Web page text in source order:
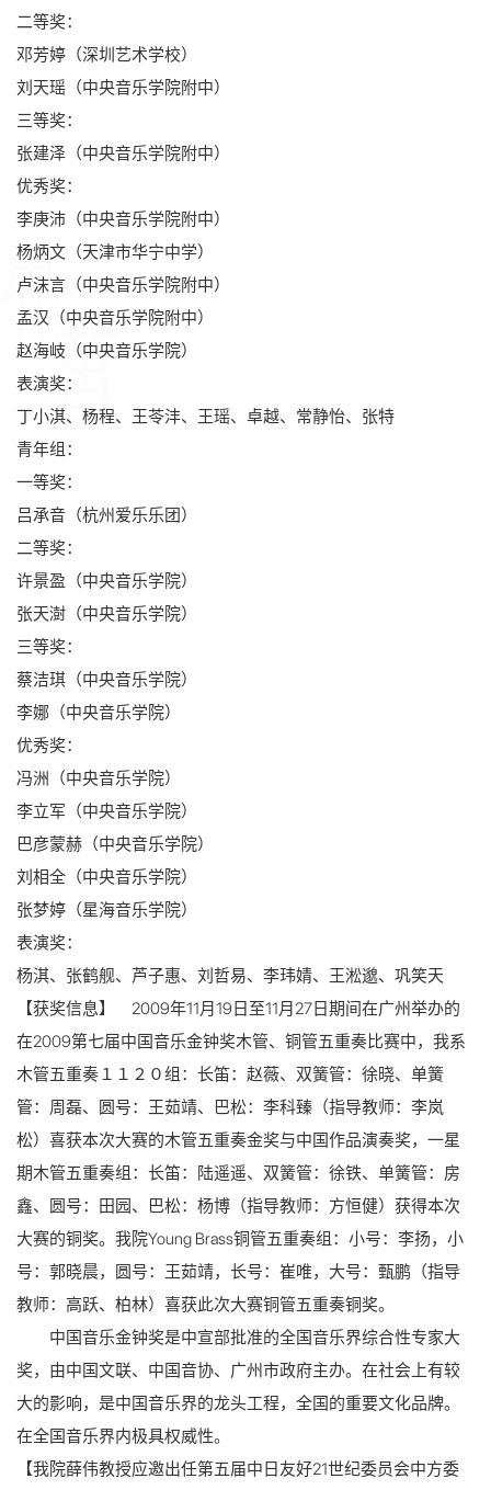
二等奖：
邓芳婷（深圳艺术学校）
刘天瑶（中央音乐学院附中）
三等奖：
张建泽（中央音乐学院附中）
优秀奖：
李庚沛（中央音乐学院附中）
杨炳文（天津市华宁中学）
卢沫言（中央音乐学院附中）
孟汉（中央音乐学院附中）
赵海岐（中央音乐学院）
表演奖：
丁小淇、杨程、王苓沣、王瑶、卓越、常静怡、张特
青年组：
一等奖：
吕承音（杭州爱乐乐团）
二等奖：
许景盈（中央音乐学院）
张天澍（中央音乐学院）
三等奖：
蔡洁琪（中央音乐学院）
李娜（中央音乐学院）
优秀奖：
冯洲（中央音乐学院）
李立军（中央音乐学院）
巴彦蒙赫（中央音乐学院）
刘相全（中央音乐学院）
张梦婷（星海音乐学院）
表演奖：
杨淇、张鹤舰、芦子惠、刘哲易、李玮婧、王淞邈、巩笑天
【获奖信息】 2009年11月19日至11月27日期间在广州举办的
在2009第七届中国音乐金钟奖木管、铜管五重奏比赛中，我系
木管五重奏１１２０组：长笛：赵薇、双簧管：徐晓、单簧
管：周磊、圆号：王茹靖、巴松：李科臻（指导教师：李岚
松）喜获本次大赛的木管五重奏金奖与中国作品演奏奖，一星
期木管五重奏组：长笛：陆遥遥、双簧管：徐铁、单簧管：房
鑫、圆号：田园、巴松：杨博（指导教师：方恒健）获得本次
大赛的铜奖。我院Young Brass铜管五重奏组：小号：李扬，小
号：郭晓晨，圆号：王茹靖，长号：崔唯，大号：甄鹏（指导
教师：高跃、柏林）喜获此次大赛铜管五重奏铜奖。
中国音乐金钟奖是中宣部批准的全国音乐界综合性专家大
奖，由中国文联、中国音协、广州市政府主办。在社会上有较
大的影响， 是中国音乐界的龙头工程，全国的重要文化品牌。
在全国音乐界内极具权威性。
【我院薛伟教授应邀出任第五届中日友好21世纪委员会中方委